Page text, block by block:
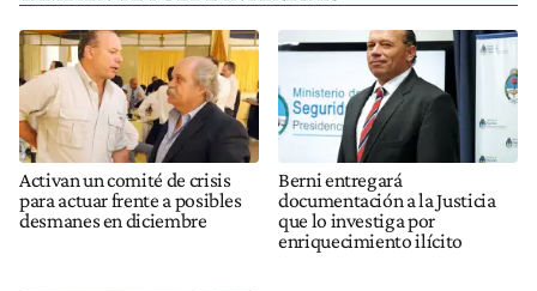
Activan un comité de crisis
para actuar frente a posibles
desmanes en diciembre
Berni entregará
documentación a la Justicia
que lo investiga por
enriquecimiento ilícito